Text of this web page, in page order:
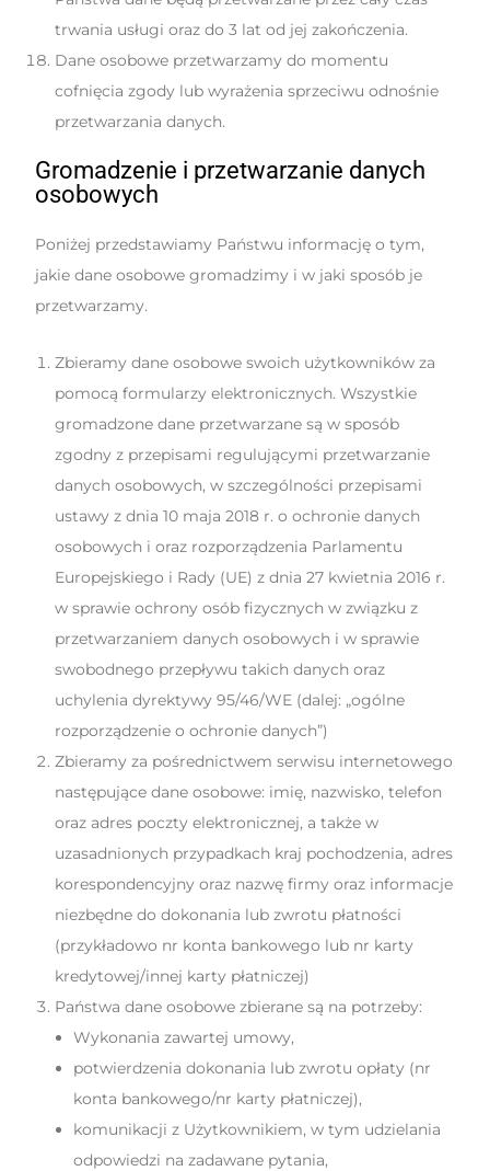
trwania usługi oraz do 3 lat od jej zakończenia.
Dane osobowe przetwarzamy do momentu
cofnięcia zgody lub wyrażenia sprzeciwu odnośnie
przetwarzania danych.
Gromadzenie i przetwarzanie danych
osobowych
Poniżej przedstawiamy Państwu informację o tym,
jakie dane osobowe gromadzimy i w jaki sposób je
przetwarzamy.
Zbieramy dane osobowe swoich użytkowników za
pomocą formularzy elektronicznych. Wszystkie
gromadzone dane przetwarzane są w sposób
zgodny z przepisami regulującymi przetwarzanie
danych osobowych, w szczególności przepisami
ustawy z dnia 10 maja 2018 r. o ochronie danych
osobowych i oraz rozporządzenia Parlamentu
Europejskiego i Rady (UE) z dnia 27 kwietnia 2016 r.
w sprawie ochrony osób fizycznych w związku z
przetwarzaniem danych osobowych i w sprawie
swobodnego przepływu takich danych oraz
uchylenia dyrektywy 95/46/WE (dalej: „ogólne
rozporządzenie o ochronie danych”)
Zbieramy za pośrednictwem serwisu internetowego
następujące dane osobowe: imię, nazwisko, telefon
oraz adres poczty elektronicznej, a także w
uzasadnionych przypadkach kraj pochodzenia, adres
korespondencyjny oraz nazwę firmy oraz informacje
niezbędne do dokonania lub zwrotu płatności
(przykładowo nr konta bankowego lub nr karty
kredytowej/innej karty płatniczej)
Państwa dane osobowe zbierane są na potrzeby:
Wykonania zawartej umowy,
potwierdzenia dokonania lub zwrotu opłaty (nr
konta bankowego/nr karty płatniczej),
komunikacji z Użytkownikiem, w tym udzielania
odpowiedzi na zadawane pytania,